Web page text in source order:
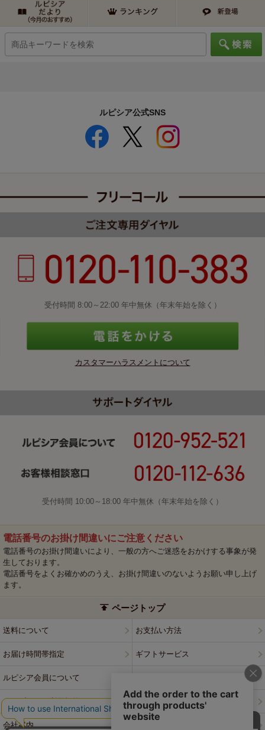
ルピシア公式SNS
受付時間 8:00～22:00 年中無休（年末年始を除く）
カスタマーハラスメントについて
受付時間 10:00～18:00 年中無休（年末年始を除く）
電話番号のお掛け間違いにご注意ください
電話番号のお掛け間違いにより、一般の方へご迷惑をおかけする事象が発
生しております。
電話番号をよくお確かめのうえ、お掛け間違いのないようお願い申し上げ
ます。
ページトップ
送料について お支払い方法
お届け時間帯指定 ギフトサービス
ルピシア会員について
ウェブサイト利用規約 特定商取引法に基づく表記
会社案内